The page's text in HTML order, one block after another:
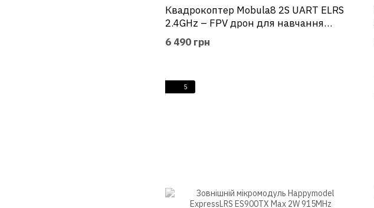
Квадрокоптер Mobula8 2S UART ELRS
2.4GHz – FPV дрон для навчання
вдома або на вулиці
6 490 грн
5